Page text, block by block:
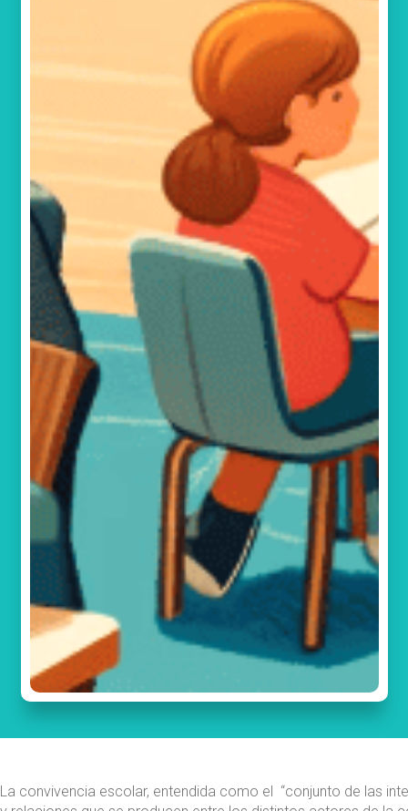
La convivencia escolar, entendida como el “conjunto de las